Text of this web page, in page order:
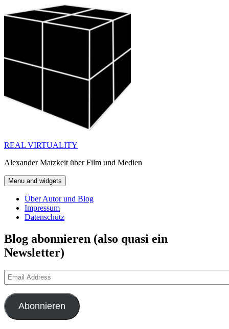
to
REAL VIRTUALITY
Alexander Matzkeit über Film und Medien
Menu and widgets
Über Autor und Blog
Impressum
Datenschutz
Blog abonnieren (also quasi ein
Newsletter)
Email
Address
Abonnieren